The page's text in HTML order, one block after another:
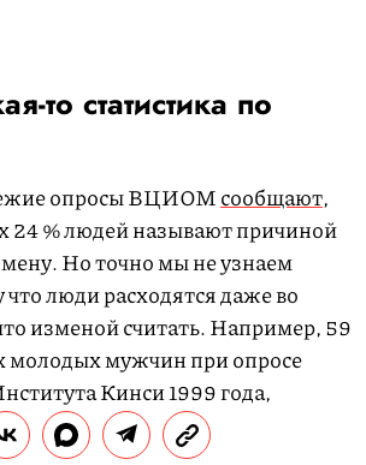
то статистика по
опросы ВЦИОМсообщают,
24 % людей называют причиной
Но точно мы не узнаем
люди расходятся даже во
изменой считать. Например, 59
молодых мужчин при опросе
Кинси 1999 года,
были опубликованы в Journal
Association), занимались